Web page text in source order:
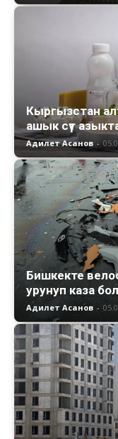
Кыргызстан
ашык сүт
Адилет Асанов -
Бишкекте
урунуп каза
Адилет Асанов -